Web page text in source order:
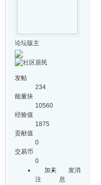
论坛版主
发帖
234
能量块
10560
经验值
1875
贡献值
0
交易币
0
加关
注
发消
息